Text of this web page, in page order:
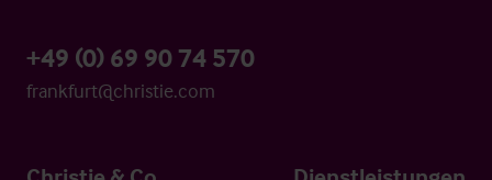
+49 (0) 69 90 74 570
frankfurt@christie.com